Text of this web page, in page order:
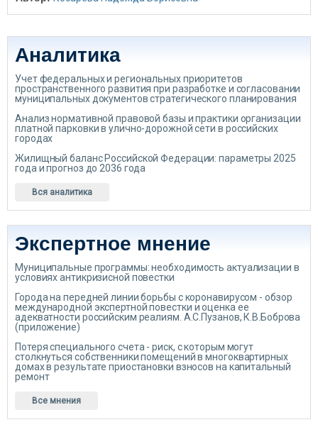
Аналитика
Учет федеральных и региональных приоритетов
пространственного развития при разработке и согласовании
муниципальных документов стратегического планирования
Анализ нормативной правовой базы и практики организации
платной парковки в улично-дорожной сети в российских
городах
Жилищный баланс Российской Федерации: параметры 2025
года и прогноз до 2036 года
Вся аналитика
Экспертное мнение
Муниципальные программы: необходимость актуализации в
условиях антикризисной повестки
Города на передней линии борьбы с коронавирусом - обзор
международной экспертной повестки и оценка ее
адекватности российским реалиям. А.С.Пузанов, К.В.Боброва
(приложение)
Потеря специального счета - риск, с которым могут
столкнуться собственники помещений в многоквартирных
домах в результате приостановки взносов на капитальный
ремонт
Все мнения